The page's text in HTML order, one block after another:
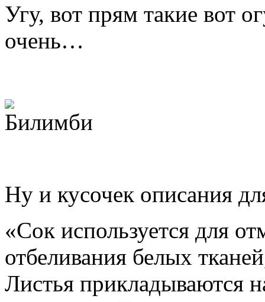
Угу, вот прям такие вот
очень…
Ну и кусочек описания
«Сок используется для
отбеливания белых
Листья прикладываются